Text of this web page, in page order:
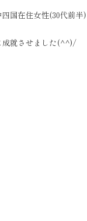
国在住女性(30代前
成就させました(^^)/